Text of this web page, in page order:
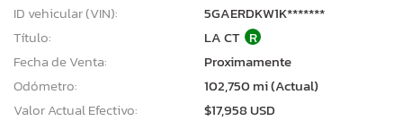
ID vehicular (VIN):
5GAERDKW1K*******
Título:
LA CT R
Fecha de Venta:
Proximamente
Odómetro:
102,750 mi (Actual)
Valor Actual Efectivo:
$17,958 USD